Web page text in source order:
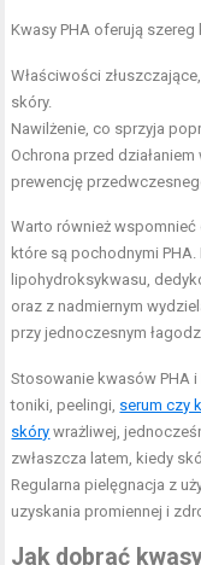
Kwasy PHA oferują
Właściwości
skóry.
Nawilżenie, co sprzyja
Ochrona przed
prewencję
Warto również
które są pochodnymi
lipohydroksykwasu,
oraz z nadmiernym
przy jednoczesnym
Stosowanie kwasów PHA
toniki, peelingi, serum czy
skóry wrażliwej,
zwłaszcza latem, kiedy
Regularna pielęgnacja z
uzyskania promiennej i
Jak dobrać